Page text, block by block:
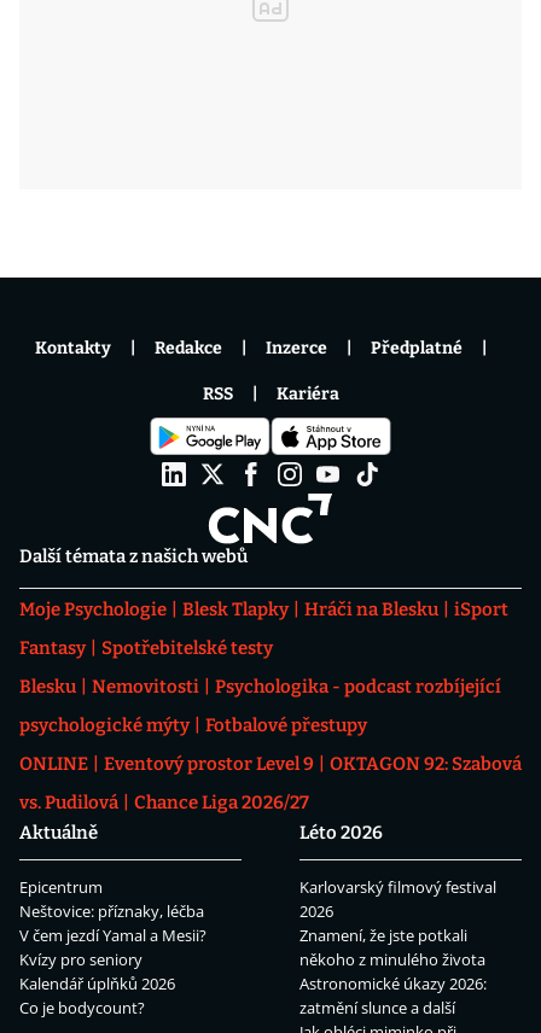
Další témata z našich webů
Moje Psychologie Blesk Tlapky Hráči na Blesku
iSport
Fantasy
Spotřebitelské testy
Blesku
Nemovitosti
Psychologika - podcast rozbíjející
psychologické mýty
Fotbalové přestupy
ONLINE
Eventový prostor Level 9
OKTAGON 92: Szabová
vs. Pudilová
Chance Liga 2026/27
Aktuálně
Epicentrum
Neštovice: příznaky, léčba
V čem jezdí Yamal a Mesii?
Kvízy pro seniory
Kalendář úplňků 2026
Co je bodycount?
Léto 2026
Karlovarský filmový festival
2026
Znamení, že jste potkali
někoho z minulého života
Astronomické úkazy 2026:
zatmění slunce a další
Kontakty Redakce Inzerce Předplatné
RSS Kariéra